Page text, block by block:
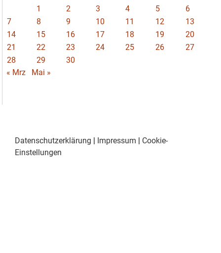
1 2 3 4 5
6
7
8 9 10 11 12
13
14
15 16 17 18 19
20
21
22 23 24 25 26
27
28
29
30
« Mrz
Mai »
Datenschutzerklärung Impressum
Cookie-
Einstellungen